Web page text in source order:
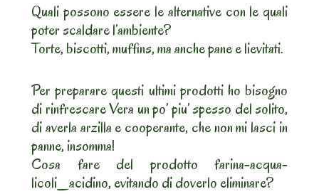
Quali possono essere le alternative con le quali
poter scaldare l’ambiente?
Torte, biscotti, muffins, ma anche pane e lievitati.
Per preparare questi ultimi prodotti ho bisogno
di rinfrescare Vera un po’ piu’ spesso del solito,
di averla arzilla e cooperante, che non mi lasci in
panne, insomma!
Cosa fare del prodotto farina-acqua-
licoli_acidino, evitando di doverlo eliminare?